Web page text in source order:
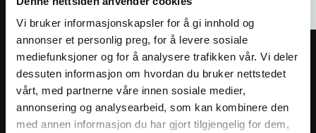
Vi bruker informasjonskapsler for å gi innhold og
annonser et personlig preg, for å levere sosiale
mediefunksjoner og for å analysere trafikken vår. Vi deler
dessuten informasjon om hvordan du bruker nettstedet
vårt, med partnerne våre innen sosiale medier,
annonsering og analysearbeid, som kan kombinere den
med annen informasjon du har gjort tilgjengelig for dem,
Meld deg på vårt nyhetsbrev!
Få informasjon om produkter,
arrangementer og kampanjer.